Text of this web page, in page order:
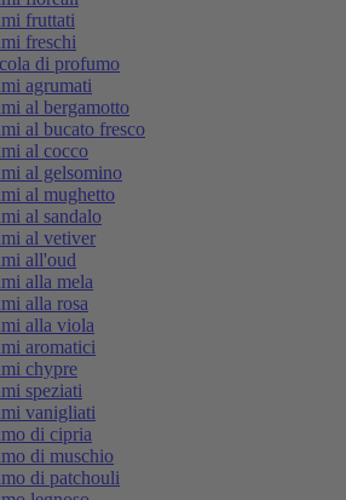
fruttati
freschi
di profumo
agrumati
al bergamotto
al bucato fresco
al cocco
al gelsomino
al mughetto
al sandalo
al vetiver
all'oud
alla mela
alla rosa
alla viola
aromatici
chypre
speziati
vanigliati
di cipria
di muschio
di patchouli